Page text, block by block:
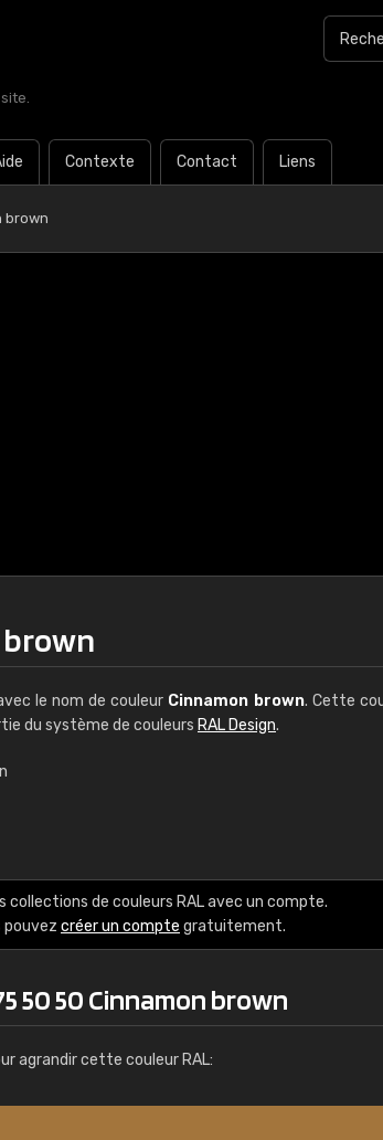
Contexte Contact Liens
brown
brown
le nom de couleur Cinnamon brown. Cette
du système de couleurs RAL Design.
collections de couleurs RAL avec un compte.
pouvez créer un compte gratuitement.
50 50 Cinnamon brown
agrandir cette couleur RAL:
RAL K7 à base
216 couleurs RAL
Infos / commande